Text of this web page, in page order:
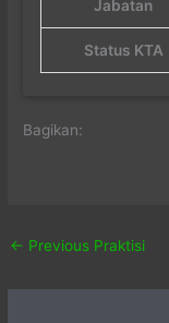
Jabatan
Status KTA
Bagikan:
← Previous Praktisi